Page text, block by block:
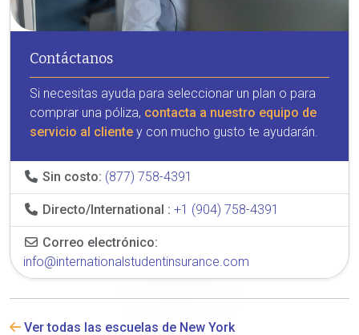
Contáctanos
Si necesitas ayuda para seleccionar un plan o para
comprar una póliza, contacta a nuestro equipo de
servicio al cliente y con mucho gusto te ayudarán.
Sin costo: (877) 758-4391
Directo/International : +1 (904) 758-4391
Correo electrónico:
info@internationalstudentinsurance.com
Ver todas las escuelas de New York